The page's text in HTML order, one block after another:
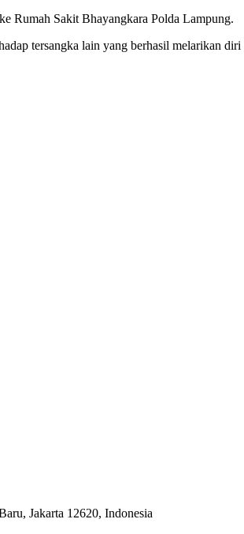
Rumah Sakit Bhayangkara Polda Lampung.
tersangka lain yang berhasil melarikan diri
Jakarta 12620, Indonesia